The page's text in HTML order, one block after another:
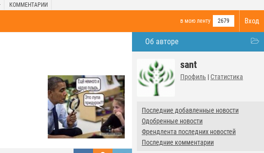
КОММЕНТАРИИ
Вход
в мою ленту 2679
Об авторе
sant
Профиль | Статистика
Последние добавленные новости
Одобренные новости
Френдлента последних новостей
Последние комментарии